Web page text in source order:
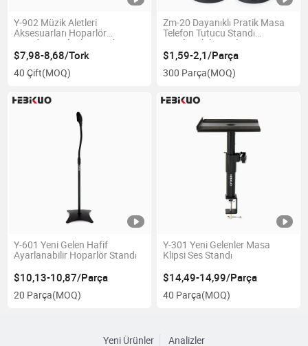
Y-902 Müzik Aletleri
Aksesuarları Hoparlör
Stantları Braketleri Stüdyo
Sahnesi için
$7,98-8,68/Tork
40 Çift(MOQ)
Zm-20 Dayanıklı Pratik Masa
Telefon Tutucu Standı
Ayarlanabilir Açı ile
$1,59-2,1/Parça
300 Parça(MOQ)
Y-601 Yeni Gelen Hafif
Ayarlanabilir Hoparlör Standı
$10,13-10,87/Parça
20 Parça(MOQ)
Y-301 Yeni Gelenler Masa
Klipsi Ses Standı
$14,49-14,99/Parça
40 Parça(MOQ)
Yeni Ürünler Analizler